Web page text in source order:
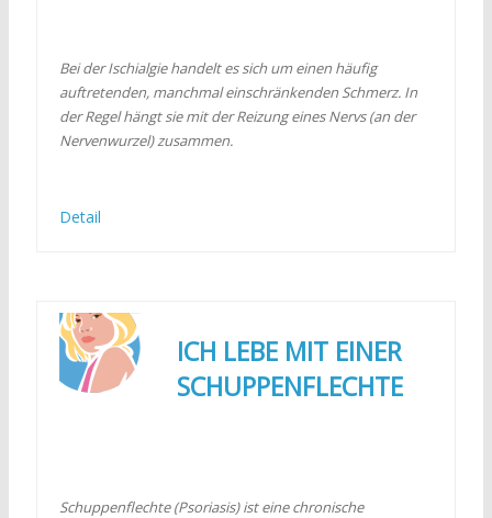
Bei der Ischialgie handelt es sich um einen häufig
auftretenden, manchmal einschränkenden Schmerz. In
der Regel hängt sie mit der Reizung eines Nervs (an der
Nervenwurzel) zusammen.
Detail
ICH LEBE MIT EINER
SCHUPPENFLECHTE
Schuppenflechte (Psoriasis) ist eine chronische